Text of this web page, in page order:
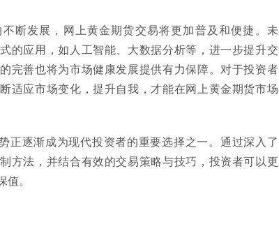
断发展，网上黄金期货交易将更加普及和便捷。未
的应用，如人工智能、大数据分析等，进一步提升交
完善也将为市场健康发展提供有力保障。对于投资者
适应市场变化，提升自我，才能在网上黄金期货市场
正逐渐成为现代投资者的重要选择之一。通过深入了
方法，并结合有效的交易策略与技巧，投资者可以更
。